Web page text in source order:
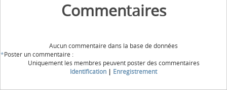
Commentaires
Aucun commentaire dans la base de données
*Poster un commentaire :
Uniquement les membres peuvent poster des commentaires
Identification | Enregistrement